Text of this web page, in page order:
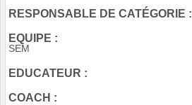
RESPONSABLE DE CATÉGORIE :
EQUIPE :
SEM
EDUCATEUR :
COACH :